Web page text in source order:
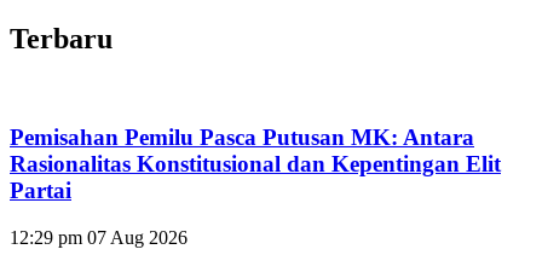
Terbaru
Pemisahan Pemilu Pasca Putusan MK: Antara
Rasionalitas Konstitusional dan Kepentingan Elit
Partai
12:29 pm 07 Aug 2026